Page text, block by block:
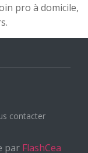
pro à domicile,
contacter
par FlashCea